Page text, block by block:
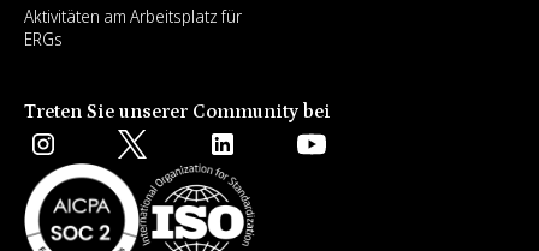
Aktivitäten am Arbeitsplatz für
ERGs
Treten Sie unserer Community bei